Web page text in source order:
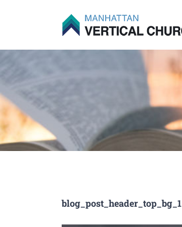
blog_post_header_top_bg_1